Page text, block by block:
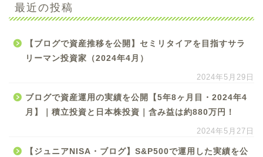
最近の投稿
【ブログで資産推移を公開】セミリタイアを目指すサラ
リーマン投資家（2024年4月）
2024年5月29日
ブログで資産運用の実績を公開【5年8ヶ月目・2024年4
月】｜積立投資と日本株投資｜含み益は約880万円！
2024年5月27日
【ジュニアNISA・ブログ】S&P500で運用した実績を公